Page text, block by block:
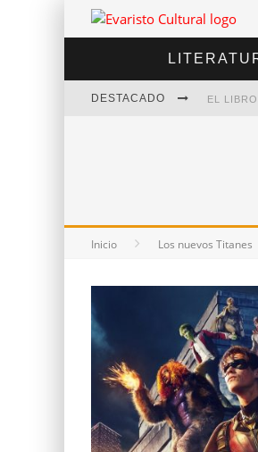
DESTACADO EL
Inicio Los nuevos Titanes